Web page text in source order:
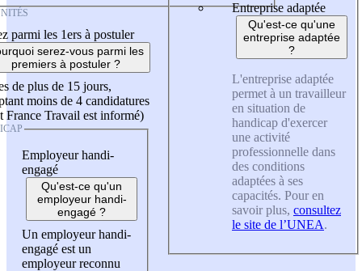
parmi les 1ers à postuler
serez-vous parmi les
premiers à postuler ?
de plus de 15 jours,
moins de 4 candidatures
France Travail est informé)
Employeur handi-
engagé
Qu'est-ce qu'un
employeur handi-
engagé ?
Un employeur handi-
engagé est un
employeur reconnu
Entreprise adaptée
Qu'est-ce qu'une
entreprise adaptée
?
L'entreprise adaptée
permet à un travailleur
en situation de
handicap d'exercer
une activité
professionnelle dans
des conditions
adaptées à ses
capacités. Pour en
savoir plus, consultez
le site de l’UNEA.